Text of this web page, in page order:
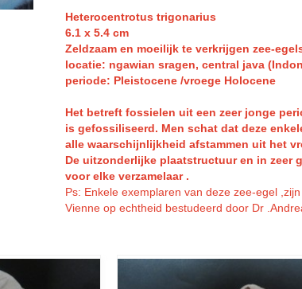
Heterocentrotus trigonarius
6.1 x 5.4 cm
Zeldzaam en moeilijk te verkrijgen zee-
locatie: ngawian sragen, central java
periode: Pleistocene /vroege Holocene
Het betreft fossielen uit een zeer jonge
is gefossiliseerd. Men schat dat deze
alle waarschijnlijkheid afstammen uit het
De uitzonderlijke plaatstructuur en in zeer
voor elke verzamelaar .
Ps: Enkele exemplaren van deze zee-egel
Vienne op echtheid bestudeerd door Dr